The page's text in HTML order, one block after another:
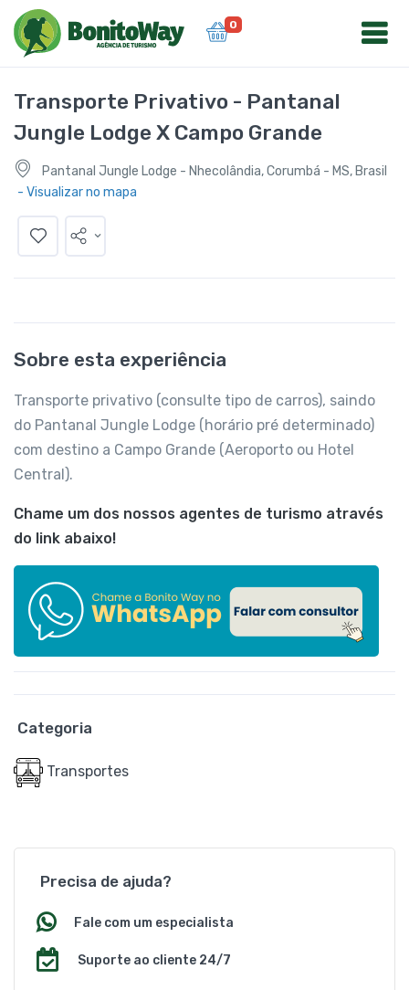
0
Transporte Privativo - Pantanal
Jungle Lodge X Campo Grande
Pantanal Jungle Lodge - Nhecolândia, Corumbá - MS, Brasil
- Visualizar no mapa
Sobre esta experiência
Transporte privativo (consulte tipo de carros), saindo
do Pantanal Jungle Lodge (horário pré determinado)
com destino a Campo Grande (Aeroporto ou Hotel
Central).
Chame um dos nossos agentes de turismo através
do link abaixo!
Categoria
Transportes
Precisa de ajuda?
Fale com um especialista
Suporte ao cliente 24/7